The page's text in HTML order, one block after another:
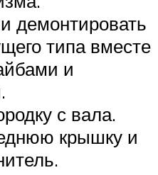
демонтировать
типа вместе
и
с вала.
крышку и